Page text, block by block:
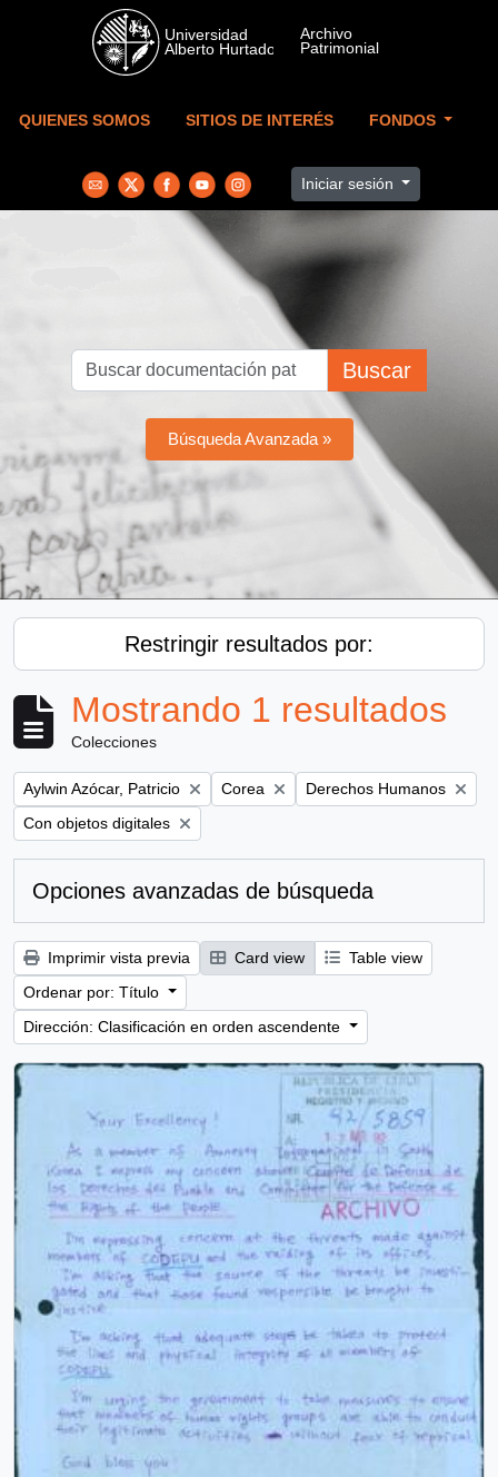
Skip to main content
QUIENES SOMOS SITIOS DE INTERÉS FONDOS
Iniciar sesión
Buscar
Búsqueda Avanzada »
Restringir resultados por:
Mostrando 1 resultados
Colecciones
Remove filter:
Aylwin Azócar, Patricio Remove filter:
Corea Remove filter:
Derechos Humanos
Remove filter:
Con objetos digitales
Opciones avanzadas de búsqueda
Imprimir vista previa Card view
Table view
Ordenar por: Título
Dirección: Clasificación en orden ascendente